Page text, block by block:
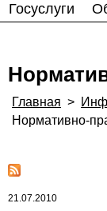
Госуслуги
Главная >
Нормативно-
21.07.2010